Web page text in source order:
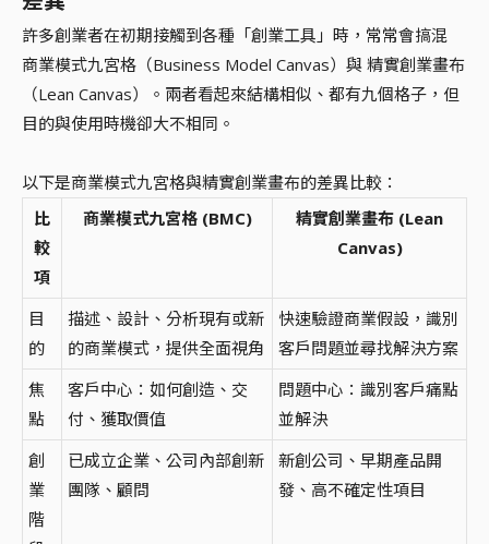
許多創業者在初期接觸到各種「創業工具」時，常常會搞混
商業模式九宮格（Business Model Canvas）與 精實創業畫布
（Lean Canvas）。兩者看起來結構相似、都有九個格子，但
目的與使用時機卻大不相同。
以下是商業模式九宮格與精實創業畫布的差異比較：
比
較
項
商業模式九宮格 (BMC)
精實創業畫布 (Lean
Canvas)
目
的
描述、設計、分析現有或新
的商業模式，提供全面視角
快速驗證商業假設，識別
客戶問題並尋找解決方案
焦
點
客戶中心：如何創造、交
付、獲取價值
問題中心：識別客戶痛點
並解決
創
業
階
已成立企業、公司內部創新
團隊、顧問
新創公司、早期產品開
發、高不確定性項目